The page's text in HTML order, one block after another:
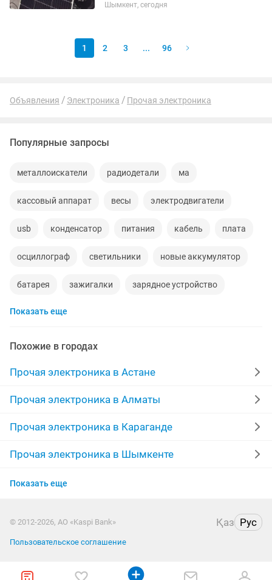
Панели почти новые. Использовались
Шымкент, сегодня
1 2 3 ... 96
Объявления Электроника Прочая электроника
Популярные запросы
металлоискатели радиодетали ма
кассовый аппарат весы электродвигатели
usb конденсатор питания кабель плата
осциллограф светильники новые аккумулятор
батарея зажигалки зарядное устройство
плафоны
фонарь трансформаторы
блок питания цен станции
кнопки термометр hdmi лазерная указка
реле сетевой лампочки vga
Показать еще
Похожие в городах
Прочая электроника в Астане
Прочая электроника в Алматы
Прочая электроника в Караганде
Прочая электроника в Шымкенте
Прочая электроника в Усть-Каменогорске
Прочая электроника в Актау
Прочая электроника в Павлодаре
Показать еще
© 2012-2026, АО «Kaspi Bank» Қаз Рус
Пользовательское соглашение